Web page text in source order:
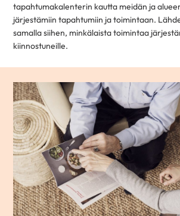
tapahtumakalenterin kautta meidän ja
järjestämiin tapahtumiin ja toimintaan.
samalla siihen, minkälaista toimintaa
kiinnostuneille.